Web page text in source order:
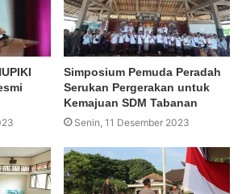
Simposium Pemuda Peradah
Serukan Pergerakan untuk
Kemajuan SDM Tabanan
Senin, 11 Desember 2023